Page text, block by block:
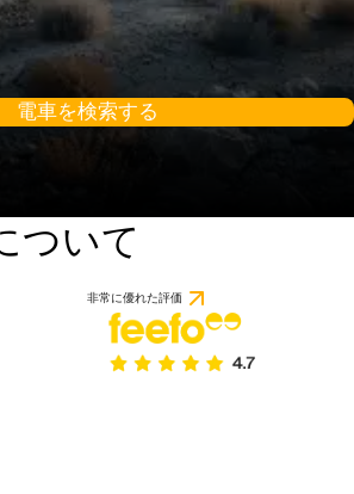
電車を検索する
ついて
非常に優れた評価